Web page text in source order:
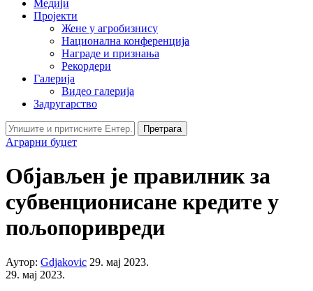
Медији
Пројекти
Жене у агробизнису
Национална конференција
Награде и признања
Рекордери
Галерија
Видео галерија
Задругарство
Претрага
Аграрни буџет
Објављен је правилник за
субвенционисане кредите у
пољопоривреди
Аутор: Gdjakovic 29. мај 2023.
29. мај 2023.